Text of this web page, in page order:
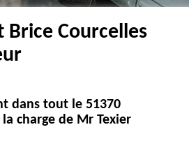
Brice Courcelles
dans tout le 51370
charge de Mr Texier